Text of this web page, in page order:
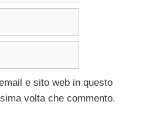
e sito web in questo
volta che commento.